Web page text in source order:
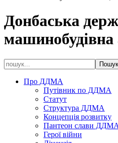
Донбаська
машинобудівна
Про ДДМА
Путівник по ДДМА
Статут
Структура ДДМА
Концепція розвитку
Пантеон слави ДДМА
Герої війни